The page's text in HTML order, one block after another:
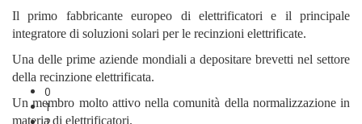
0
1
Il primo fabbricante europeo di elettrificatori e il principale
integratore di soluzioni solari per le recinzioni elettrificate.
Una delle prime aziende mondiali a depositare brevetti nel settore
della recinzione elettrificata.
Un membro molto attivo nella comunità della normalizzazione in
materia di elettrificatori.